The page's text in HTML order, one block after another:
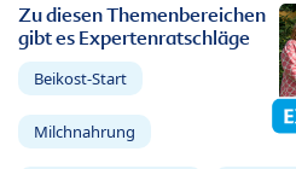
Zu diesen Themenbereichen
gibt es Expertenratschläge
Beikost-Start
Milchnahrung